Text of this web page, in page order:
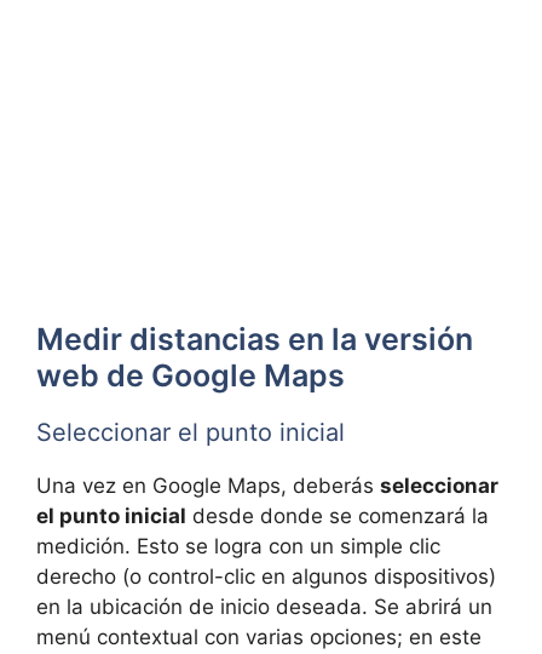
Medir distancias en la versión
web de Google Maps
Seleccionar el punto inicial
Una vez en Google Maps, deberás seleccionar
el punto inicial desde donde se comenzará la
medición. Esto se logra con un simple clic
derecho (o control-clic en algunos dispositivos)
en la ubicación de inicio deseada. Se abrirá un
menú contextual con varias opciones; en este